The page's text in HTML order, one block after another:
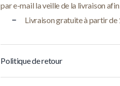
par e-mail la veille de la livraison
Livraison gratuite à partir de
Politique de retour